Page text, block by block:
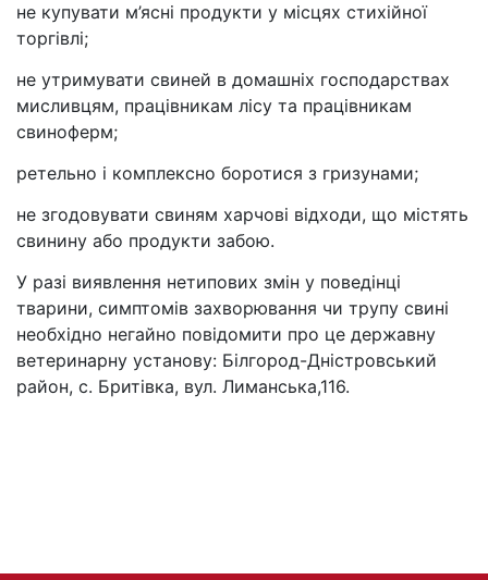
не купувати м’ясні продукти у місцях стихійної
торгівлі;
не утримувати свиней в домашніх господарствах
мисливцям, працівникам лісу та працівникам
свиноферм;
ретельно і комплексно боротися з гризунами;
не згодовувати свиням харчові відходи, що містять
свинину або продукти забою.
У разі виявлення нетипових змін у поведінці
тварини, симптомів захворювання чи трупу свині
необхідно негайно повідомити про це державну
ветеринарну установу: Білгород-Дністровський
район, с. Бритівка, вул. Лиманська,116.